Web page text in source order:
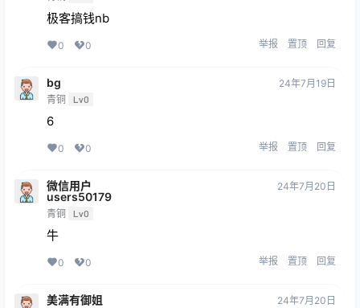
极客搞钱nb
0 0 举报 置顶 回复
bg
青铜 Lv0
24年7月19日
6
0 0 举报 置顶 回复
微信用户
users50179
青铜 Lv0
24年7月20日
牛
0 0 举报 置顶 回复
美满有御姐 24年7月20日